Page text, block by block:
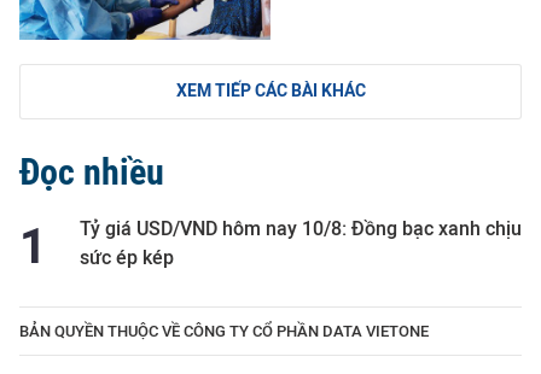
XEM TIẾP CÁC BÀI KHÁC
Đọc nhiều
Tỷ giá USD/VND hôm nay 10/8: Đồng bạc xanh chịu
sức ép kép
BẢN QUYỀN THUỘC VỀ CÔNG TY CỔ PHẦN DATA VIETONE